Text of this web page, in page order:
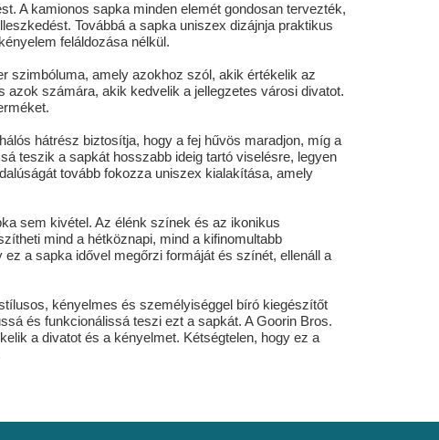
A kamionos sapka minden elemét gondosan tervezték,
Továbbá a sapka uniszex dizájnja praktikus
feláldozása nélkül.
szimbóluma, amely azokhoz szól, akik értékelik az
számára, akik kedvelik a jellegzetes városi divatot.
hátrész biztosítja, hogy a fej hűvös maradjon, míg a
teszik a sapkát hosszabb ideig tartó viselésre, legyen
tovább fokozza uniszex kialakítása, amely
sem kivétel. Az élénk színek és az ikonikus
mind a hétköznapi, mind a kifinomultabb
a sapka idővel megőrzi formáját és színét, ellenáll a
kényelmes és személyiséggel bíró kiegészítőt
és funkcionálissá teszi ezt a sapkát. A Goorin Bros.
a divatot és a kényelmet. Kétségtelen, hogy ez a